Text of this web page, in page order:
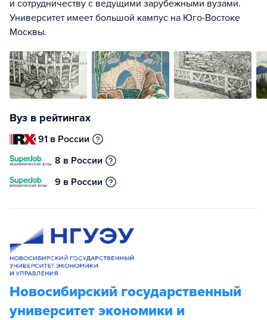
и сотрудничеству с ведущими зарубежными вузами.
Университет имеет большой кампус на Юго-Востоке
Москвы.
Вуз в рейтингах
91 в России
8 в России
9 в России
Новосибирский государственный
университет экономики и